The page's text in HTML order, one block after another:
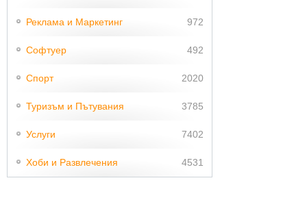
Реклама и Маркетинг 972
Софтуер 492
Спорт 2020
Туризъм и Пътувания 3785
Услуги 7402
Хоби и Развлечения 4531